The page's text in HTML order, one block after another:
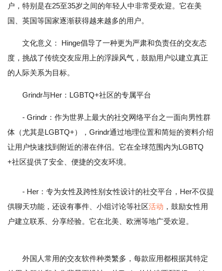
户，特别是在25至35岁之间的年轻人中非常受欢迎。它在美
国、英国等国家逐渐获得越来越多的用户。
文化意义： Hinge倡导了一种更为严肃和负责任的交友态
度，挑战了传统交友应用上的浮躁风气，鼓励用户以建立真正
的人际关系为目标。
Grindr与Her：LGBTQ+社区的专属平台
- Grindr：作为世界上最大的社交网络平台之一面向男性群
体（尤其是LGBTQ+），Grindr通过地理位置和简短的资料介绍
让用户快速找到附近的潜在伴侣。它在全球范围内为LGBTQ
+社区提供了安全、便捷的交友环境。
- Her：专为女性及跨性别女性设计的社交平台，Her不仅提
供聊天功能，还设有事件、小组讨论等社区活动 ，鼓励女性用
户建立联系、分享经验。它在北美、欧洲等地广受欢迎。
外国人常用的交友软件种类繁多，每款应用都根据其特定